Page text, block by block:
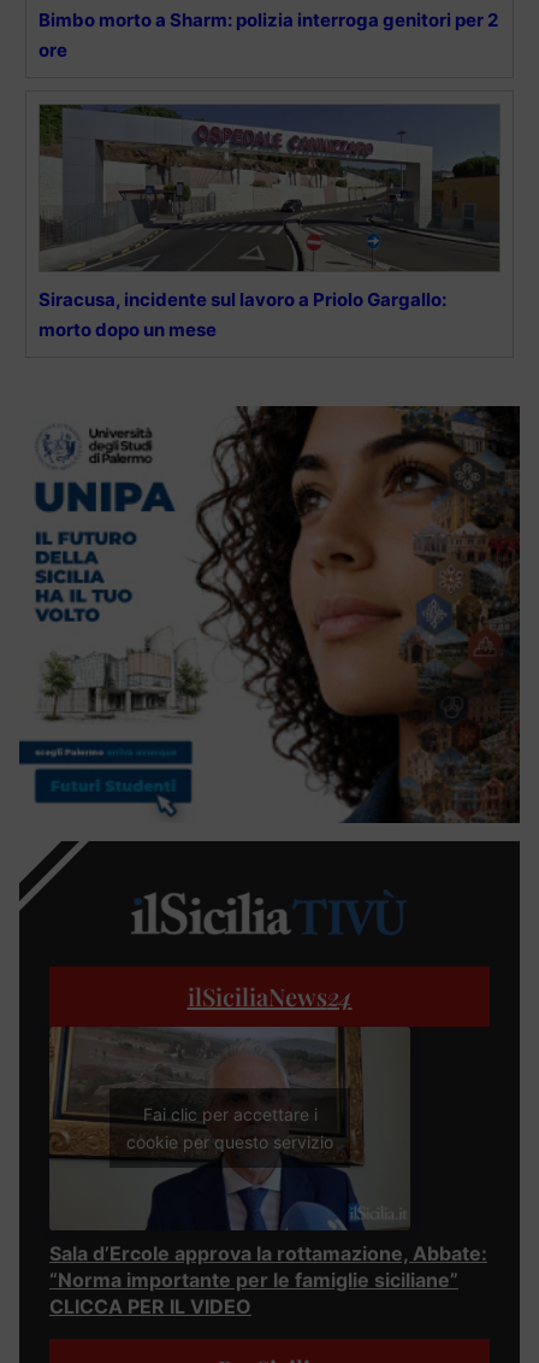
Bimbo morto a Sharm: polizia interroga genitori per 2
ore
Siracusa, incidente sul lavoro a Priolo Gargallo:
morto dopo un mese
ilSiciliaNews24
Fai clic per accettare i
cookie per questo servizio
Sala d’Ercole approva la rottamazione, Abbate:
“Norma importante per le famiglie siciliane”
CLICCA PER IL VIDEO